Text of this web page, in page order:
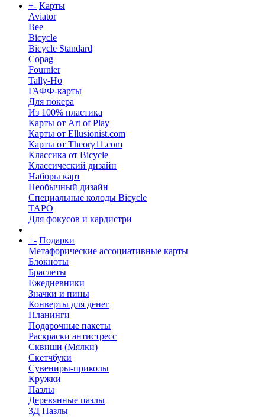
+- Карты
Aviator
Bee
Bicycle
Bicycle Standard
Copag
Fournier
Tally-Ho
ГАФФ-карты
Для покера
Из 100% пластика
Карты от Art of Play
Карты от Ellusionist.com
Карты от Theory11.com
Классика от Bicycle
Классический дизайн
Наборы карт
Необычный дизайн
Специальные колоды Bicycle
ТАРО
Для фокусов и кардистри
+- Подарки
Метафорические ассоциативные карты
Блокноты
Браслеты
Ежедневники
Значки и пины
Конверты для денег
Планинги
Подарочные пакеты
Раскраски антистресс
Сквиши (Мялки)
Скетчбуки
Сувениры-приколы
Кружки
Пазлы
Деревянные пазлы
3Д Пазлы